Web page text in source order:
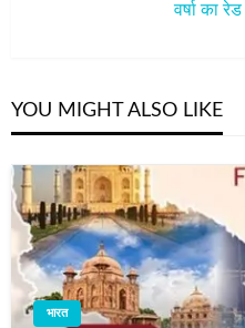
वर्षा का
YOU MIGHT ALSO LIKE
भारत